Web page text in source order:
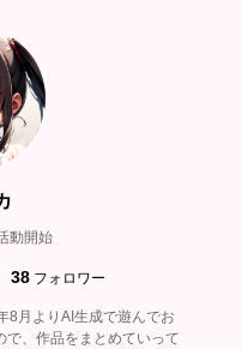
動開始
38 フォロワー
8月よりAI生成で遊んでお
で、作品をまとめていって